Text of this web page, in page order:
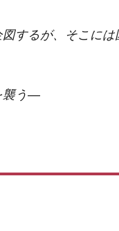
するが、そこに
襲う―